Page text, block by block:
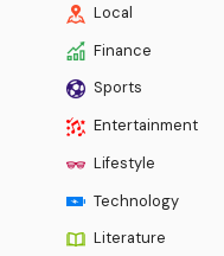
Local
Finance
Sports
Entertainment
Lifestyle
Technology
Literature